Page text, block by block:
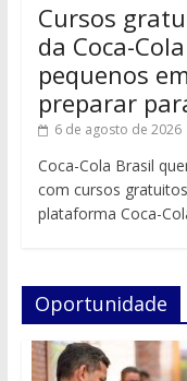
Cursos
da Coca-
pequenos
preparar
6 de agosto de 2026
Coca-Cola Brasil
com cursos
plataforma Coca-
Oportunidade